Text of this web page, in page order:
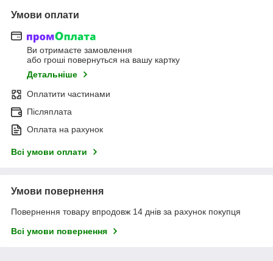
Умови оплати
Ви отримаєте замовлення
або гроші повернуться на вашу картку
Детальніше
Оплатити частинами
Післяплата
Оплата на рахунок
Всі умови оплати
Умови повернення
Повернення товару впродовж 14 днів за рахунок покупця
Всі умови повернення